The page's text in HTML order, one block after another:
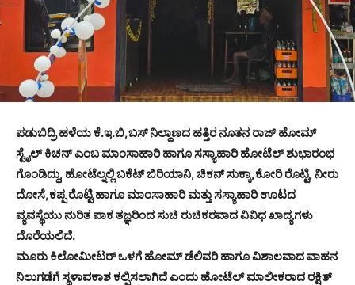
ಪಡುಬಿದ್ರಿ ಹಳೆಯ ಕೆ.ಇ.ಬಿ,ಬಸ್ ನಿಲ್ದಾಣದ ಹತ್ತಿರ ನೂತನ ರಾಜ್ ಹೋಮ್
ಸ್ಟೈಲ್ ಕಿಚನ್ ಎಂಬ ಮಾಂಸಾಹಾರಿ ಹಾಗೂ ಸಸ್ಯಾಹಾರಿ ಹೋಟೆಲ್ ಶುಭಾರಂಭ
ಗೊಂಡಿದ್ದು, ಹೋಟೆಲ್ನಲ್ಲಿ ಬಕೆಟ್ ಬಿರಿಯಾನಿ, ಚಿಕನ್ ಸುಕ್ಕಾ,ಕೋರಿ ರೊಟ್ಟಿ, ನೀರು
ದೋಸೆ,ಕಪ್ಪ ರೊಟ್ಟಿ ಹಾಗೂ ಮಾಂಸಾಹಾರಿ ಮತ್ತು ಸಸ್ಯಾಹಾರಿ ಊಟದ
ವ್ಯವಸ್ಥೆಯು ನುರಿತ ಪಾಕ ತಜ್ಞರಿಂದ ಸುಚಿ ರುಚಿಕರವಾದ ವಿವಿಧ ಖಾದ್ಯಗಳು
ದೊರೆಯಲಿದೆ.
ಮೂರು ಕಿಲೋಮೀಟರ್ ಒಳಗೆ ಹೋಮ್ ಡೆಲಿವರಿ ಹಾಗೂ ವಿಶಾಲವಾದ ವಾಹನ
ನಿಲುಗಡೆಗೆ ಸ್ಥಳಾವಕಾಶ ಕಲ್ಪಿಸಲಾಗಿದೆ ಎಂದು ಹೋಟೆಲ್ ಮಾಲೀಕರಾದ ರಕ್ಷಿತ್